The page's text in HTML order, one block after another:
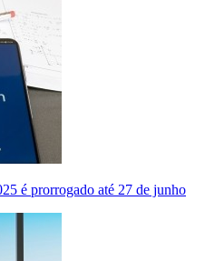
é prorrogado até 27 de junho